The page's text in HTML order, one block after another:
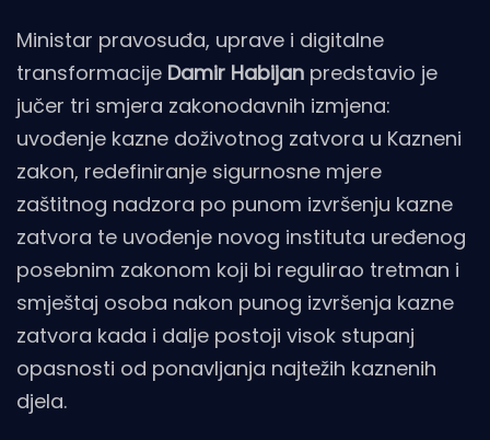
Ministar pravosuđa, uprave i digitalne
transformacije Damir Habijan predstavio je
jučer tri smjera zakonodavnih izmjena:
uvođenje kazne doživotnog zatvora u Kazneni
zakon, redefiniranje sigurnosne mjere
zaštitnog nadzora po punom izvršenju kazne
zatvora te uvođenje novog instituta uređenog
posebnim zakonom koji bi regulirao tretman i
smještaj osoba nakon punog izvršenja kazne
zatvora kada i dalje postoji visok stupanj
opasnosti od ponavljanja najtežih kaznenih
djela.